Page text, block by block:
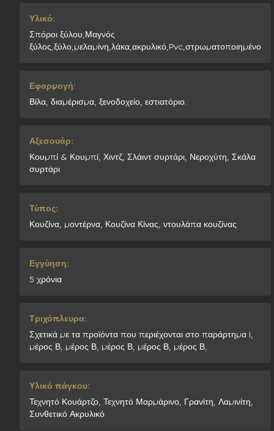
Υλικό:
Σπόροι ξύλου,Μαγνός
ξύλος,ξύλο,μελαμίνη,λάκα,ακρυλικό,Pvc,στρωματοποιημένο
Εφαρμογή:
Βίλα, διαμέρισμα, ξενοδοχείο, εστιατόριο.
Αξεσουάρ:
Κουμπί & Κουμπί, Χιντζ, Σλάιντ συρτάρι, Νεροχύτη, Σκάλα
συρτάρι
Τύπος:
Κουζίνα, μοντέρνα, Κουζίνα Κίνας, ντουλάπα κουζίνας
Εγγύηση:
5 χρόνια
Τριχόπλευρα:
Σχετικά με τα προϊόντα που περιέχονται στο παράρτημα I,
μέρος Β, μέρος Β, μέρος Β, μέρος Β, μέρος Β,
Υλικό πάγκου:
Τεχνητό Κουάρτζο, Τεχνητό Μαρμάρινο, Γρανίτη, Λαμινίτη,
Συνθετικό Ακρυλικό